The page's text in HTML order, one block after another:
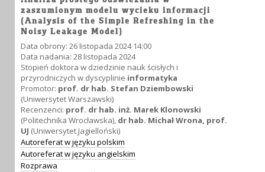
zaszumionym modelu wycieku informacji
(Analysis of the Simple Refreshing in the
Noisy Leakage Model)
Data obrony: 26 listopada 2024 14:00
Data nadania: 28 listopada 2024
Stopień doktora w dziedzinie nauk ścisłych i
przyrodniczych w dyscyplinie informatyka
Promotor: prof. dr hab. Stefan Dziembowski
(Uniwersytet Warszawski)
Recenzenci: prof. dr hab. inż. Marek Klonowski
(Politechnika Wrocławska), dr hab. Michał Wrona, prof.
UJ (Uniwersytet Jagielloński)
Autoreferat w języku polskim
Autoreferat w języku angielskim
Rozprawa